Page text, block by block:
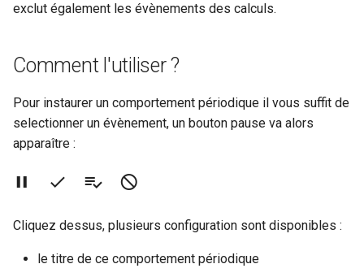
Stockage de données
Planification
Rôles
Studio Templates
Utilisateurs
exclut également les évènements des calculs.
Comment l'utiliser ?
Pour instaurer un comportement périodique il vous suffit de
selectionner un évènement, un bouton pause va alors
apparaître :
Cliquez dessus, plusieurs configuration sont disponibles :
le titre de ce comportement périodique